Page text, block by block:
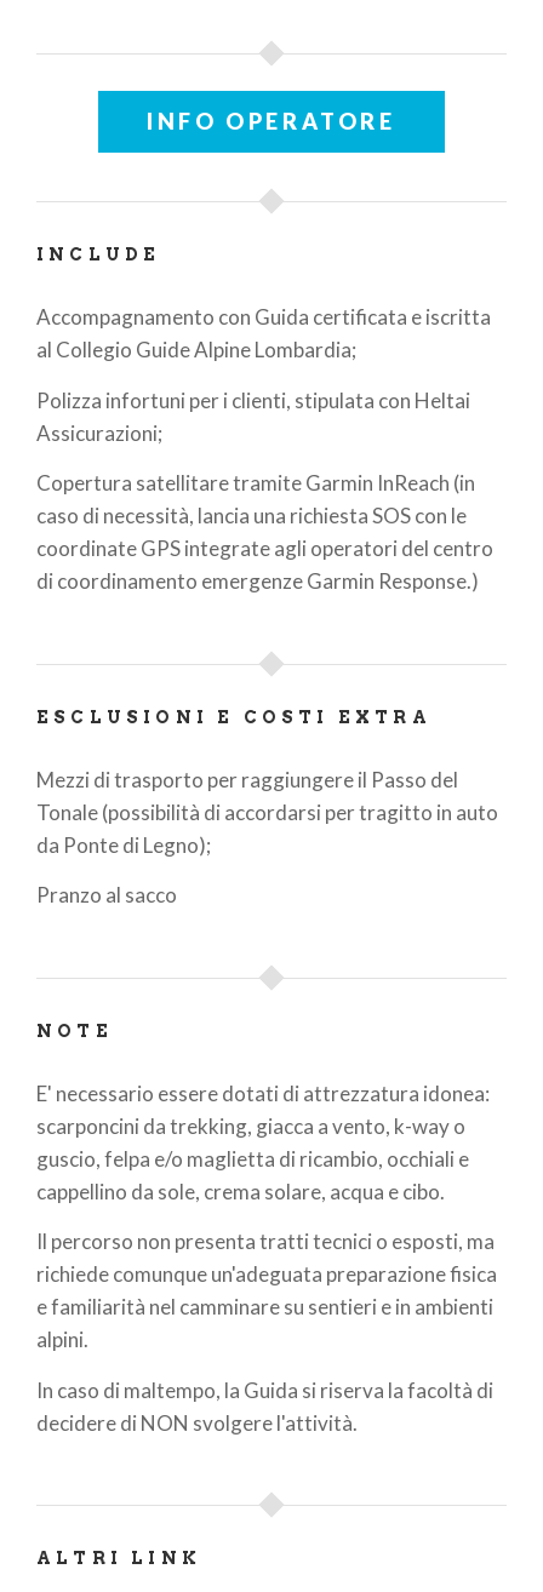
INFO OPERATORE
INCLUDE
Accompagnamento con Guida certificata e iscritta
al Collegio Guide Alpine Lombardia;
Polizza infortuni per i clienti, stipulata con Heltai
Assicurazioni;
Copertura satellitare tramite Garmin InReach (in
caso di necessità, lancia una richiesta SOS con le
coordinate GPS integrate agli operatori del centro
di coordinamento emergenze Garmin Response.)
ESCLUSIONI E COSTI EXTRA
Mezzi di trasporto per raggiungere il Passo del
Tonale (possibilità di accordarsi per tragitto in auto
da Ponte di Legno);
Pranzo al sacco
NOTE
E' necessario essere dotati di attrezzatura idonea:
scarponcini da trekking, giacca a vento, k-way o
guscio, felpa e/o maglietta di ricambio, occhiali e
cappellino da sole, crema solare, acqua e cibo.
Il percorso non presenta tratti tecnici o esposti, ma
richiede comunque un'adeguata preparazione fisica
e familiarità nel camminare su sentieri e in ambienti
alpini.
In caso di maltempo, la Guida si riserva la facoltà di
decidere di NON svolgere l'attività.
ALTRI LINK